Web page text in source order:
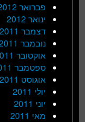
פברואר 2012
ינואר 2012
דצמבר 2011
נובמבר 2011
אוקטובר 2011
ספטמבר 2011
אוגוסט 2011
יולי 2011
יוני 2011
מאי 2011